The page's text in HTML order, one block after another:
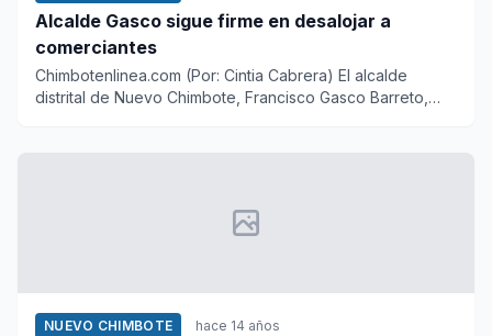
Alcalde Gasco sigue firme en desalojar a
comerciantes
Chimbotenlinea.com (Por: Cintia Cabrera) El alcalde
distrital de Nuevo Chimbote, Francisco Gasco Barreto,
NUEVO CHIMBOTE hace 14 años